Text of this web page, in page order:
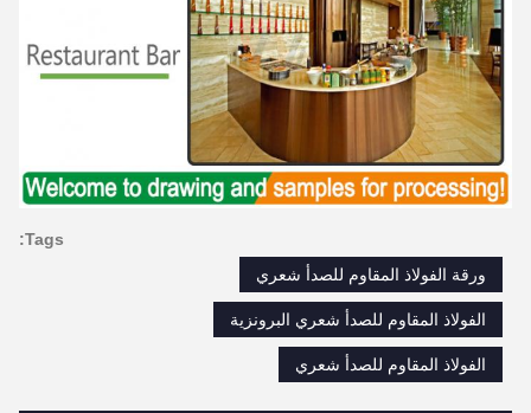
Tags:
ورقة الفولاذ المقاوم للصدأ شعري
الفولاذ المقاوم للصدأ شعري البرونزية
الفولاذ المقاوم للصدأ شعري